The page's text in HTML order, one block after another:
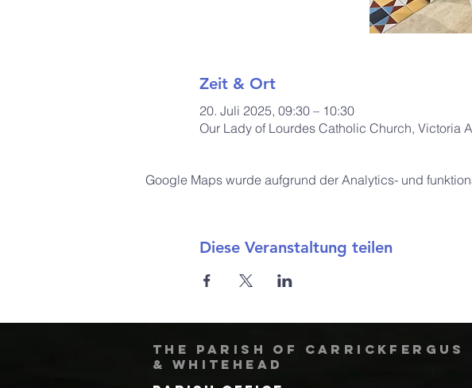
Zeit & Ort
20. Juli 2025, 09:30 – 10:30
Our Lady of Lourdes Catholic Church, Victoria
Google Maps wurde aufgrund der Analytics- und
Diese Veranstaltung teilen
The Parish of Carrickfergus
& Whitehead